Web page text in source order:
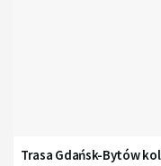
Trasa Gdańsk-Bytów